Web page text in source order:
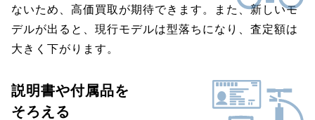
ないため、高価買取が期待できます。また、新しいモ
デルが出ると、現行モデルは型落ちになり、査定額は
大きく下がります。
説明書や付属品を
そろえる